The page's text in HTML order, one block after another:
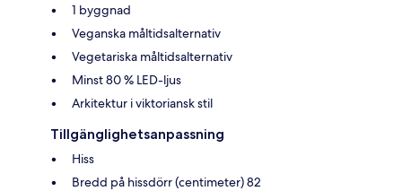
1 byggnad
Veganska måltidsalternativ
Vegetariska måltidsalternativ
Minst 80 % LED-ljus
Arkitektur i viktoriansk stil
Tillgänglighetsanpassning
Hiss
Bredd på hissdörr (centimeter) 82